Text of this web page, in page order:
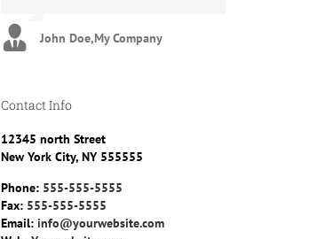
John Doe,My Company
Luke Beck,Theme Fusion
Contact Info
12345 north Street
New York City, NY 555555
Phone: 555-555-5555
Fax: 555-555-5555
Email: info@yourwebsite.com